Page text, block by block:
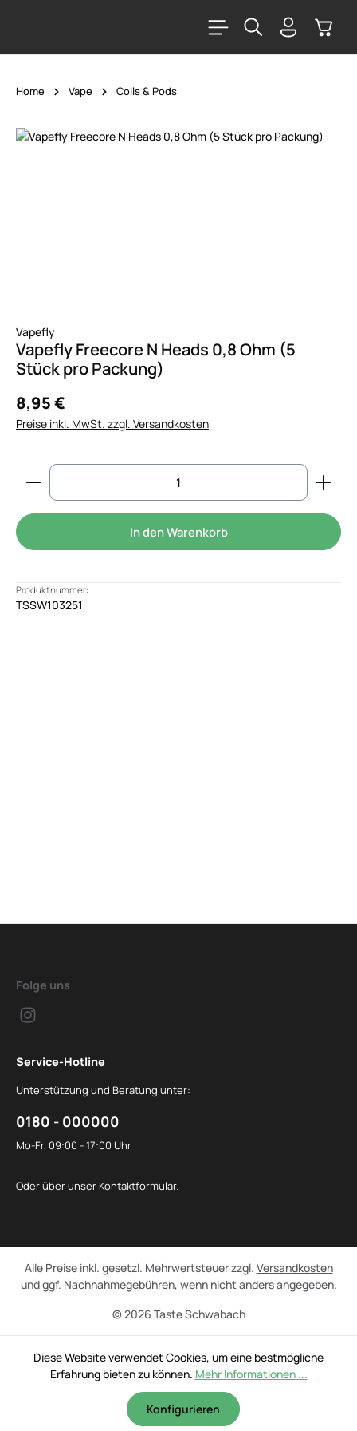
Home Vape Coils & Pods
Bildergalerie überspringen
Vapefly
Vapefly Freecore N Heads 0,8 Ohm (5
Stück pro Packung)
8,95 €
Preise inkl. MwSt. zzgl. Versandkosten
Produkt Anzahl: Gib den gewünschten Wert
In den Warenkorb
Produktnummer:
TSSW103251
Folge uns
Service-Hotline
Unterstützung und Beratung unter:
0180 - 000000
Mo-Fr, 09:00 - 17:00 Uhr
Oder über unser Kontaktformular.
© 2026 Taste Schwabach
Alle Preise inkl. gesetzl. Mehrwertsteuer zzgl. Versandkosten
und ggf. Nachnahmegebühren, wenn nicht anders angegeben.
Diese Website verwendet Cookies, um eine bestmögliche
Erfahrung bieten zu können. Mehr Informationen ...
Konfigurieren